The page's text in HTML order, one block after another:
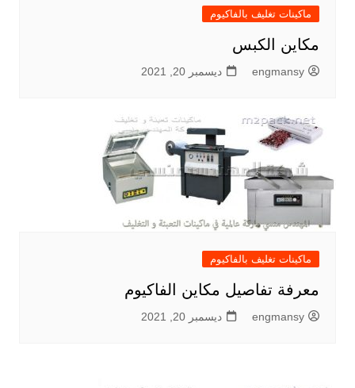
ماكينات تغليف بالفاكيوم
مكاين الكبس
engmansy ديسمبر 20, 2021
ماكينات تغليف بالفاكيوم
معرفة تفاصيل مكاين الفاكيوم
engmansy ديسمبر 20, 2021